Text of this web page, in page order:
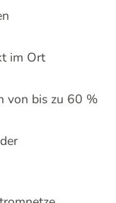
im Ort
von bis zu 60 %